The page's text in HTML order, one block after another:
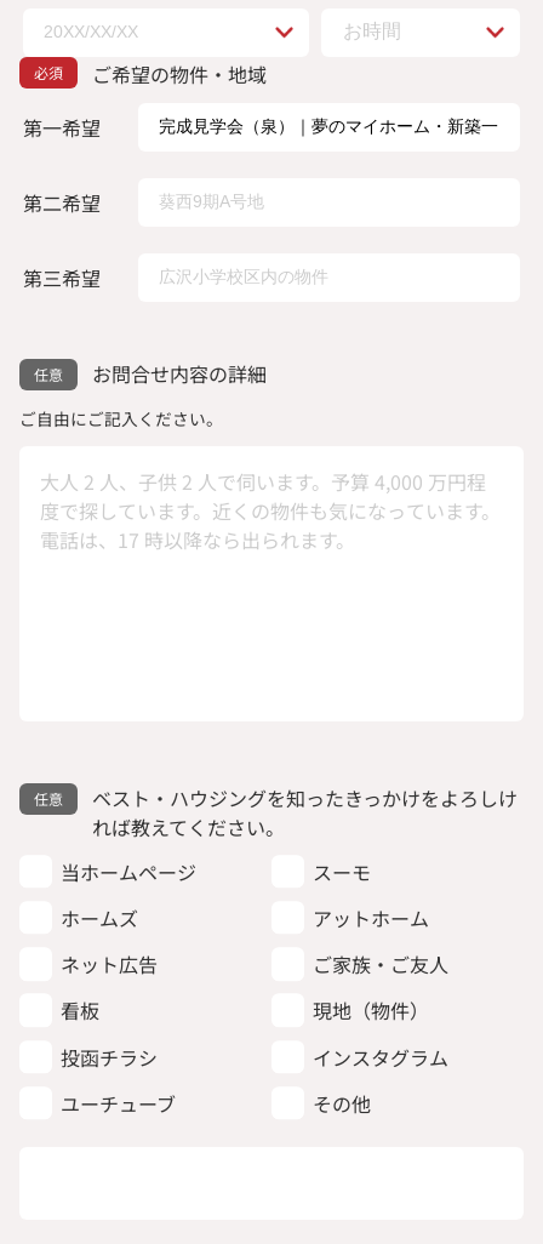
ご希望の物件・地域
第一希望
第二希望
第三希望
お問合せ内容の詳細
ご自由にご記入ください。
ベスト・ハウジングを知ったきっかけをよろしけ
れば教えてください。
当ホームページ
スーモ
ホームズ
アットホーム
ネット広告
ご家族・ご友人
看板
現地（物件）
投函チラシ
インスタグラム
ユーチューブ
その他